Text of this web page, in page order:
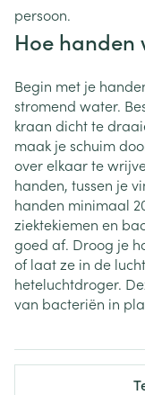
persoon.
Hoe handen
Begin met je
stromend water.
kraan dicht te
maak je schuim
over elkaar te
handen, tussen je
handen minimaal
ziektekiemen en
goed af. Droog je
of laat ze in de
heteluchtdroger.
van bacteriën in